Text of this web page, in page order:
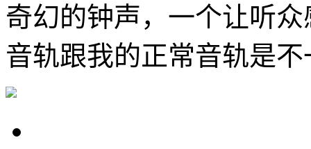
奇幻的钟声，一个让听
音轨跟我的正常音轨是